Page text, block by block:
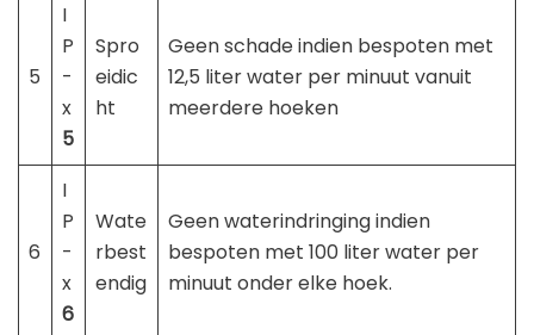
5
I
P
-
x
5
Spro
eidic
ht
Geen schade indien bespoten met
12,5 liter water per minuut vanuit
meerdere hoeken
6
I
P
-
x
6
Wate
rbest
endig
Geen waterindringing indien
bespoten met 100 liter water per
minuut onder elke hoek.